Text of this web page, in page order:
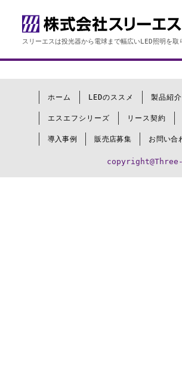
スリーエスは投光器から電球まで幅広いLED照明を取
ホーム LEDのススメ 製品紹介
エスエフシリーズ リース契約
導入事例 販売店募集 お問い合